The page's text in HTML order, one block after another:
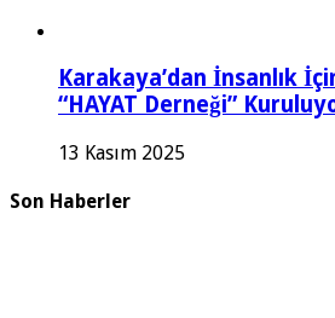
Karakaya’dan İnsanlık
“HAYAT Derneği”
13 Kasım 2025
Son Haberler